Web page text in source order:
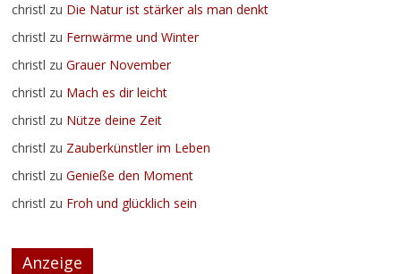
christl zu Die Natur ist stärker als man denkt
christl zu Fernwärme und Winter
christl zuGrauer November
christl zu Mach es dir leicht
christl zu Nütze deine Zeit
christl zu Zauberkünstler im Leben
christl zuGenieße den Moment
christl zu Froh und glücklich sein
Anzeige